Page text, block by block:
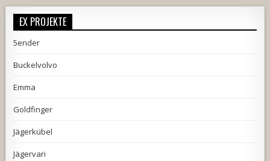
EX PROJEKTE
5ender
Buckelvolvo
Emma
Goldfinger
Jägerkübel
Jägervari